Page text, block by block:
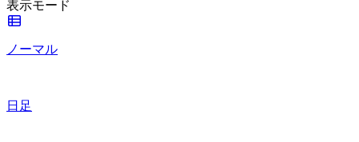
表示モード
ノーマル
日足